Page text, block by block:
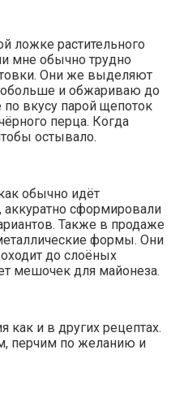
ложке растительного
мне обычно трудно
Они же выделяют
и обжариваю до
вкусу парой щепоток
перца. Когда
остывало.
обычно идёт
сформировали
Также в продаже
формы. Они
до слоёных
мешочек для майонеза.
как и в других рецептах.
перчим по желанию и